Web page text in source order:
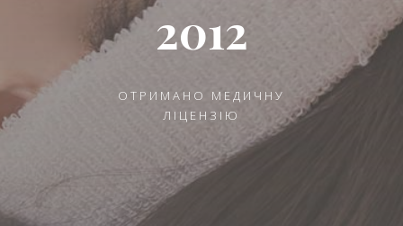
2012
ОТРИМАНО МЕДИЧНУ
ЛІЦЕНЗІЮ